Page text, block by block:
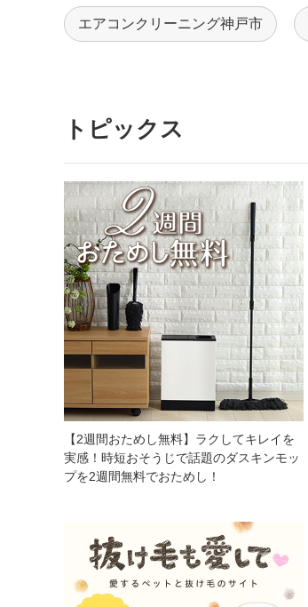
エアコンクリーニング神戸市
トピックス
【2週間おためし無料】ラクしてキレイを
実感！時短おそうじで話題のダスキンモッ
プを2週間無料でおためし！